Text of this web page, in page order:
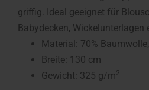
griffig. Ideal geeignet für
Babydecken, Wickelunterlagen
Material: 70%
Breite: 130 cm
Gewicht: 325 g/m2